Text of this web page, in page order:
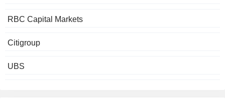
RBC Capital Markets
Citigroup
UBS